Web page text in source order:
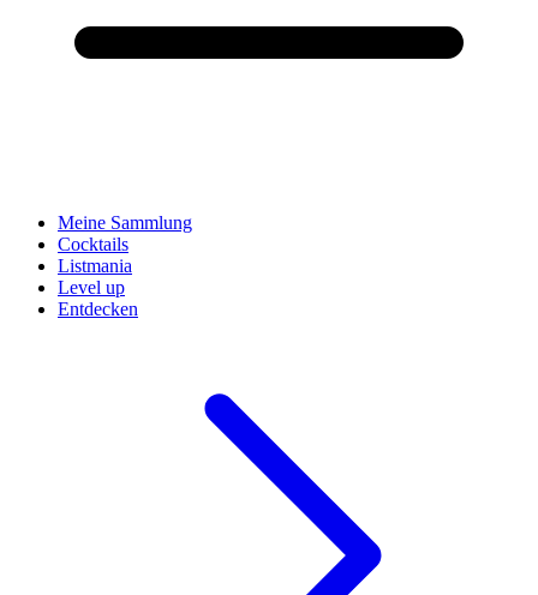
Meine Sammlung
Cocktails
Listmania
Level up
Entdecken